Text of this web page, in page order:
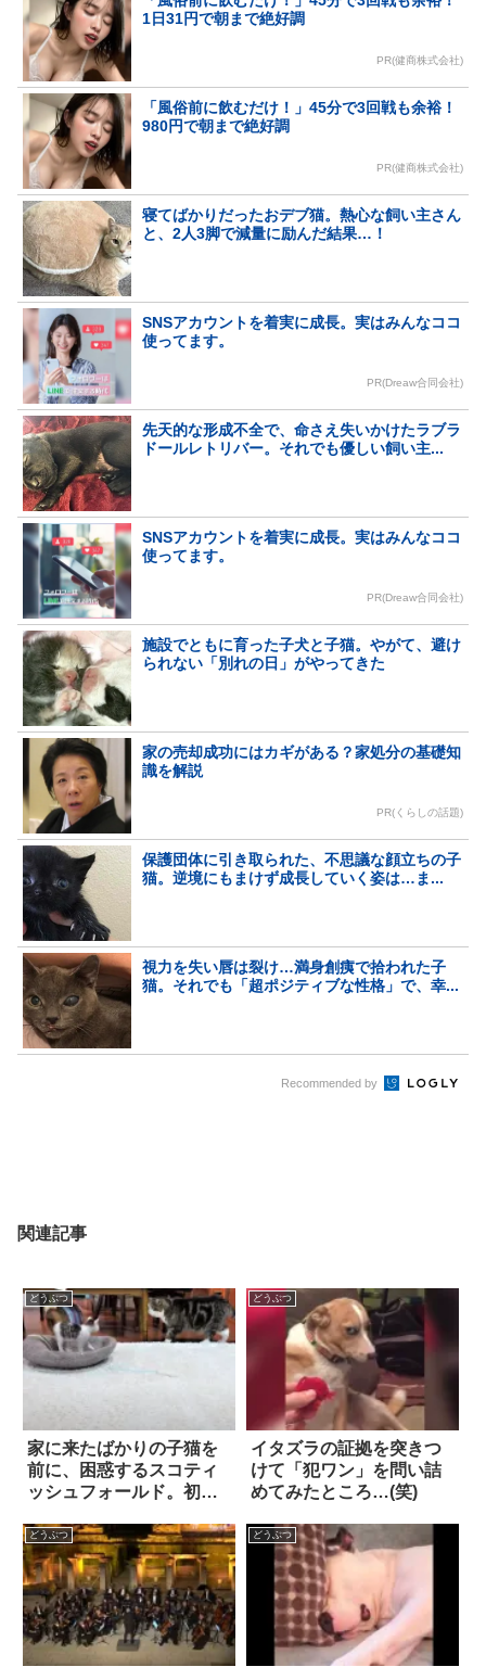
1日31円で朝まで絶好調
PR(健商株式会社)
「風俗前に飲むだけ！」45分で3回戦も余裕！
980円で朝まで絶好調
PR(健商株式会社)
寝てばかりだったおデブ猫。熱心な飼い主さん
と、2人3脚で減量に励んだ結果…！
SNSアカウントを着実に成長。実はみんなココ
使ってます。
PR(Dreaw合同会社)
先天的な形成不全で、命さえ失いかけたラブラ
ドールレトリバー。それでも優しい飼い主...
SNSアカウントを着実に成長。実はみんなココ
使ってます。
PR(Dreaw合同会社)
施設でともに育った子犬と子猫。やがて、避け
られない「別れの日」がやってきた
家の売却成功にはカギがある？家処分の基礎知
識を解説
PR(くらしの話題)
保護団体に引き取られた、不思議な顔立ちの子
猫。逆境にもまけず成長していく姿は…ま...
視力を失い唇は裂け…満身創痍で拾われた子
猫。それでも「超ポジティブな性格」で、幸...
Recommended by
関連記事
どうぶつ
家に来たばかりの子猫を
前に、困惑するスコティ
ッシュフォールド。初々
どうぶつ
イタズラの証拠を突きつ
けて「犯ワン」を問い詰
めてみたところ…(笑)
どうぶつ どうぶつ